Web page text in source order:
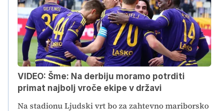
VIDEO: Šme: Na derbiju moramo potrditi
primat najbolj vroče ekipe v državi
Na stadionu Ljudski vrt bo za zahtevno mariborsko